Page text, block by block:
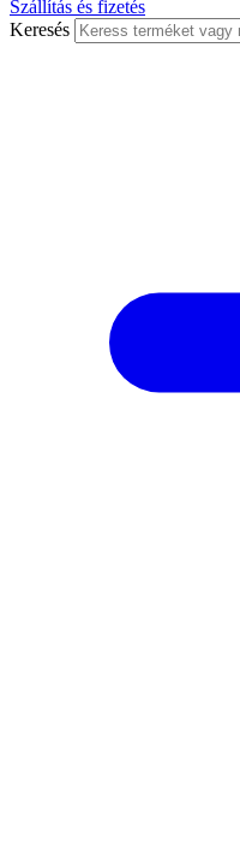
Szállítás és fizetés
Keresés